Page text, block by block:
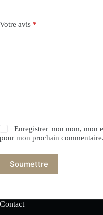
Votre avis *
Enregistrer mon nom, mon
pour mon prochain commentaire.
Soumettre
Contact